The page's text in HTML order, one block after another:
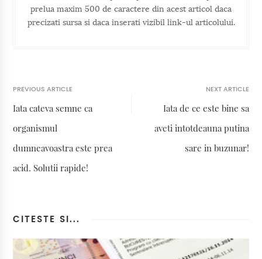
prelua maxim 500 de caractere din acest articol daca
precizati sursa si daca inserati vizibil link-ul articolului.
PREVIOUS ARTICLE
Iata cateva semne ca
organismul
dumneavoastra este prea
acid. Solutii rapide!
NEXT ARTICLE
Iata de ce este bine sa
aveti intotdeauna putina
sare in buzunar!
CITESTE SI...